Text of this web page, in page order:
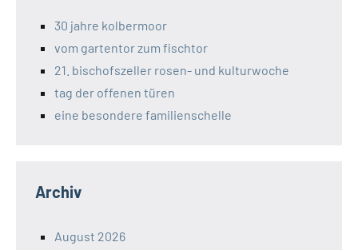
30 jahre kolbermoor
vom gartentor zum fischtor
21. bischofszeller rosen- und kulturwoche
tag der offenen türen
eine besondere familienschelle
Archiv
August 2026